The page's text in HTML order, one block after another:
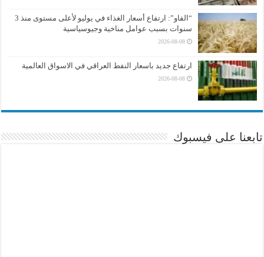
“الفاو”: ارتفاع أسعار الغذاء في يوليو لأعلى مستوى منذ 3
سنوات بسبب عوامل مناخية وجيوسياسية
2026-08-08
ارتفاع جديد باسعار النفط العراقي في الاسواق العالمية
2026-08-08
تابعنا على فيسبوك